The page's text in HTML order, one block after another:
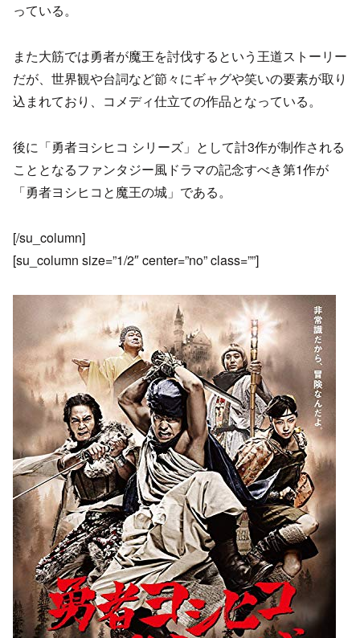
っている。
また大筋では勇者が魔王を討伐するという王道ストーリー
だが、世界観や台詞など節々にギャグや笑いの要素が取り
込まれており、コメディ仕立ての作品となっている。
後に「勇者ヨシヒコ シリーズ」として計3作が制作される
こととなるファンタジー風ドラマの記念すべき第1作が
「勇者ヨシヒコと魔王の城」である。
[/su_column]
[su_column size=”1/2″ center=”no” class=””]